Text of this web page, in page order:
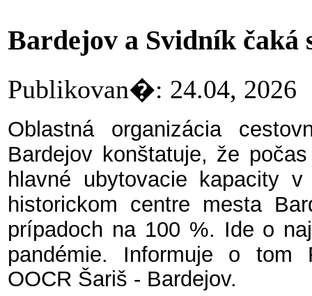
Bardejov a Svidník
Publikovan�: 24.04,
Oblastná organizácia
Bardejov konštatuje, že
hlavné ubytovacie kapacity
historickom centre mesta
prípadoch na 100 %. Ide o
pandémie. Informuje o tom
OOCR Šariš - Bardejov.